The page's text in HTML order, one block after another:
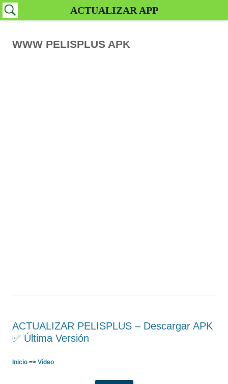
WWW PELISPLUS APK
ACTUALIZAR PELISPLUS – Descargar APK
✅️ Última Versión
Inicio => Vídeo
ACTUALIZAR APP